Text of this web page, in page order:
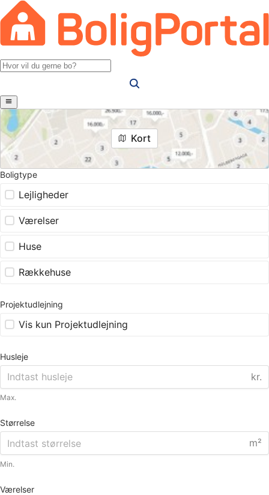
Kort
Boligtype
Lejligheder
Værelser
Huse
Rækkehuse
Projektudlejning
Vis kun Projektudlejning
Husleje
kr.
Max.
Størrelse
m²
Min.
Værelser